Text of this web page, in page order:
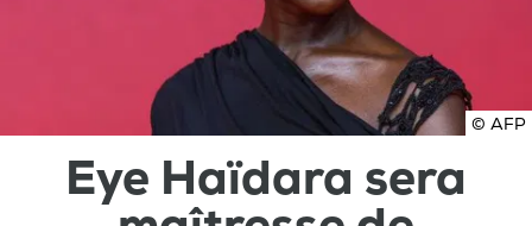
© AFP
Eye Haïdara sera